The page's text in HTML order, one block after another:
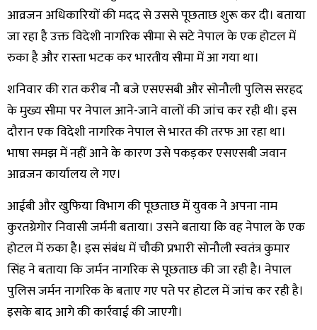
आव्रजन अधिकारियों की मदद से उससे पूछताछ शुरू कर दी। बताया
जा रहा है उक्त विदेशी नागरिक सीमा से सटे नेपाल के एक होटल में
रुका है और रास्ता भटक कर भारतीय सीमा में आ गया था।
शनिवार की रात करीब नौ बजे एसएसबी और सोनौली पुलिस सरहद
के मुख्य सीमा पर नेपाल आने-जाने वालों की जांच कर रही थी। इस
दौरान एक विदेशी नागरिक नेपाल से भारत की तरफ आ रहा था।
भाषा समझ में नहीं आने के कारण उसे पकड़कर एसएसबी जवान
आव्रजन कार्यालय ले गए।
आईबी और खुफिया विभाग की पूछताछ में युवक ने अपना नाम
कुरतग्रेगोर निवासी जर्मनी बताया। उसने बताया कि वह नेपाल के एक
होटल में रुका है। इस संबंध में चौकी प्रभारी सोनौली स्वतंत्र कुमार
सिंह ने बताया कि जर्मन नागरिक से पूछताछ की जा रही है। नेपाल
पुलिस जर्मन नागरिक के बताए गए पते पर होटल में जांच कर रही है।
इसके बाद आगे की कार्रवाई की जाएगी।